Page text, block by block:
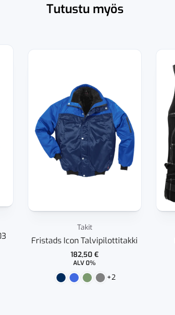
Tutustu myös
Takit
Fristads Icon Talvipilottitakki
182,50 €
ALV 0%
+2